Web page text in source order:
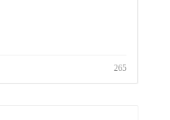
265